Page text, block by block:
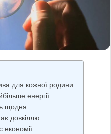
для кожної родини
енергії
щодня
довкіллю
економії